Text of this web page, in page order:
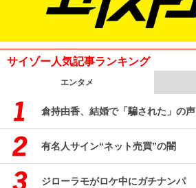
サイゾー人気記事ランキング
エンタメ
倉持由香、結婚で「騙された」の声
有名人サイン“ネット売買”の闇
ジローラモがロケ中にガチナンパ